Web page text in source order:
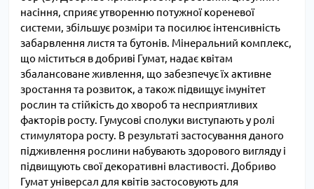
насіння, сприяє утворенню потужної кореневої
системи, збільшує розміри та посилює інтенсивність
забарвлення листя та бутонів. Мінеральний комплекс,
що міститься в добриві Гумат, надає квітам
збалансоване живлення, що забезпечує їх активне
зростання та розвиток, а також підвищує імунітет
рослин та стійкість до хвороб та несприятливих
факторів росту. Гумусові сполуки виступають у ролі
стимулятора росту. В результаті застосування даного
підживлення рослини набувають здорового вигляду і
підвищують свої декоративні властивості. Добриво
Гумат універсал для квітів застосовують для